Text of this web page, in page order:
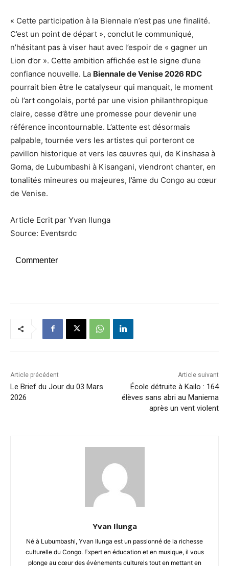
« Cette participation à la Biennale n’est pas une finalité.
C’est un point de départ », conclut le communiqué,
n’hésitant pas à viser haut avec l’espoir de « gagner un
Lion d’or ». Cette ambition affichée est le signe d’une
confiance nouvelle. La Biennale de Venise 2026 RDC
pourrait bien être le catalyseur qui manquait, le moment
où l’art congolais, porté par une vision philanthropique
claire, cesse d’être une promesse pour devenir une
référence incontournable. L’attente est désormais
palpable, tournée vers les artistes qui porteront ce
pavillon historique et vers les œuvres qui, de Kinshasa à
Goma, de Lubumbashi à Kisangani, viendront chanter, en
tonalités mineures ou majeures, l’âme du Congo au cœur
de Venise.
Article Ecrit par Yvan Ilunga
Source: Eventsrdc
Commenter
Article précédent
Le Brief du Jour du 03 Mars
2026
Article suivant
École détruite à Kailo : 164
élèves sans abri au Maniema
après un vent violent
Yvan Ilunga
Né à Lubumbashi, Yvan Ilunga est un passionné de la richesse
culturelle du Congo. Expert en éducation et en musique, il vous
plonge au cœur des événements culturels tout en mettant en